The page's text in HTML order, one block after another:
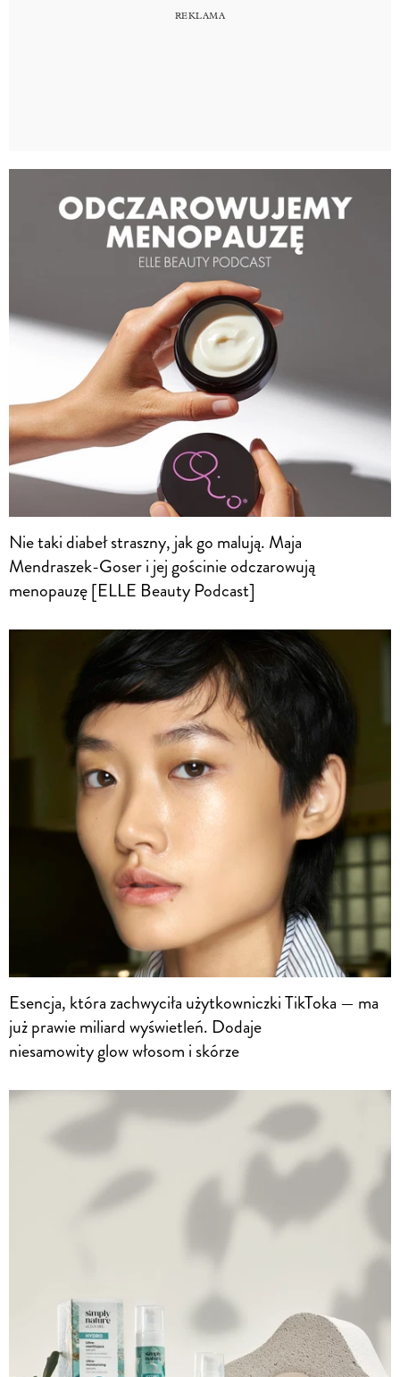
Nie taki diabeł straszny, jak go malują. Maja
Mendraszek-Goser i jej gościnie odczarowują
menopauzę [ELLE Beauty Podcast]
Esencja, która zachwyciła użytkowniczki TikToka — ma
już prawie miliard wyświetleń. Dodaje
niesamowity glow włosom i skórze